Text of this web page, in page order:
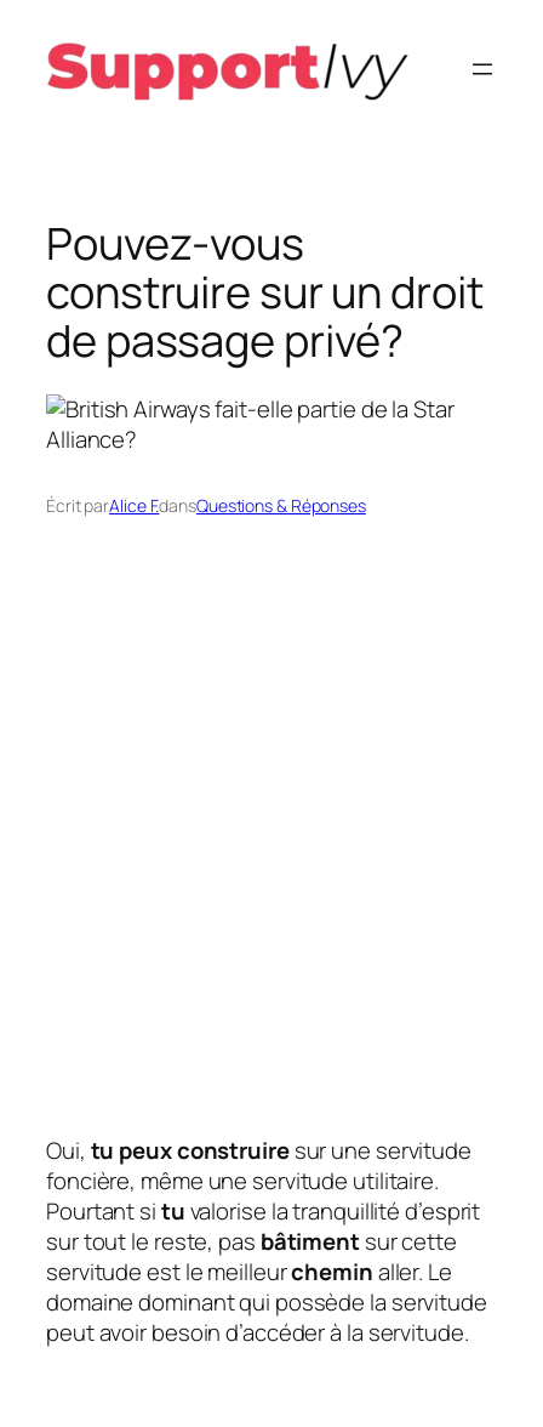
contenu
Pouvez-vous
construire sur un droit
de passage privé?
Écrit parAlice F.dansQuestions & Réponses
Oui, tu peux construiresur une servitude
foncière, même une servitude utilitaire.
Pourtant situvalorise la tranquillité d’esprit
sur tout le reste, pas bâtimentsur cette
servitude est le meilleurcheminaller. Le
domaine dominant qui possède la servitude
peut avoir besoin d’accéder à la servitude.